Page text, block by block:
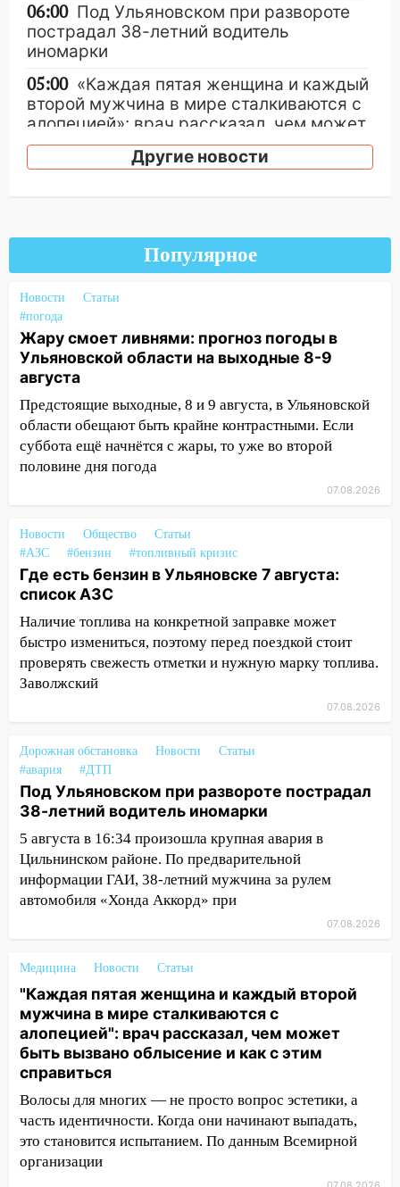
06:00 Под Ульяновском при развороте
пострадал 38-летний водитель
иномарки
05:00 «Каждая пятая женщина и каждый
второй мужчина в мире сталкиваются с
алопецией»: врач рассказал, чем может
быть вызвано облысение и как с этим
справиться
отличные шансы исправить старые
23:20
Ульяновской области
20:04 Ульяновцев приглашают на забег,
посвящённый Дню воздушного флота
России
19:12 В Ульяновской области
руководителя частной компании
наказали за сокрытие прошлого своего
18:02
В Ульяновск едут звезды
баскетбола!
17:08 Ульяновский областной суд
оставил в силе приговор руководству
«УльяновскФармации» за махинации на
3,2 млн рублей
16:09 Ветераны легкой атлетики из
Ульяновска успешно выступили на
16:02
В Ульяновской области убрали
более 28% площадей зерновых и
зернобобовых культур
15:51 Бросила кирпич в жену брата: в
Ульяновской области завели дело на
агрессивную женщину
15:47 На улице Радищева сбили
курьера: крупная авария в Ульяновске
новый кавалер женщины оказался
рецидивистом
14:26 В Ульяновске ограничат движение
по улице Ефремова
14:23 67% ульяновцев готовы
передумать увольняться, если им
повысят зарплату
14:01 Инсценировали ДТП и получили
более 4,6 миллиона рублей: перед
судом предстанет банда
Другие новости
Популярное
Новости
Статьи
#погода
Жару смоет ливнями: прогноз погоды в
Ульяновской области на выходные 8-9
августа
Предстоящие выходные, 8 и 9 августа, в Ульяновской
области обещают быть крайне контрастными. Если
суббота ещё начнётся с жары, то уже во второй
половине дня погода
07.08.2026
Новости Общество
Статьи
#АЗС
#бензин #топливный кризис
Где есть бензин в Ульяновске 7 августа:
список АЗС
Наличие топлива на конкретной заправке может
быстро измениться, поэтому перед поездкой стоит
проверять свежесть отметки и нужную марку топлива.
Заволжский
07.08.2026
Дорожная обстановка Новости
Статьи
#авария
#ДТП
Под Ульяновском при развороте пострадал
38-летний водитель иномарки
5 августа в 16:34 произошла крупная авария в
Цильнинском районе. По предварительной
информации ГАИ, 38-летний мужчина за рулем
автомобиля «Хонда Аккорд» при
07.08.2026
Медицина Новости Статьи
"Каждая пятая женщина и каждый второй
мужчина в мире сталкиваются с
алопецией": врач рассказал, чем может
быть вызвано облысение и как с этим
справиться
Волосы для многих — не просто вопрос эстетики, а
часть идентичности. Когда они начинают выпадать,
это становится испытанием. По данным Всемирной
организации